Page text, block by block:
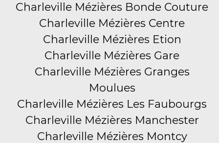
Charleville Mézières Bonde Couture
Charleville Mézières Centre
Charleville Mézières Etion
Charleville Mézières Gare
Charleville Mézières Granges
Moulues
Charleville Mézières Les Faubourgs
Charleville Mézières Manchester
Charleville Mézières Montcy